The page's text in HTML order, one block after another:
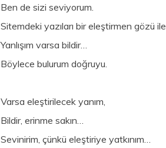
Ben de sizi seviyorum.
Sitemdeki yazıları bir eleştirmen gözü
Yanlışım varsa bildir…
Böylece bulurum doğruyu.
Varsa eleştirilecek yanım,
Bildir, erinme sakın…
Sevinirim, çünkü eleştiriye yatkınım…